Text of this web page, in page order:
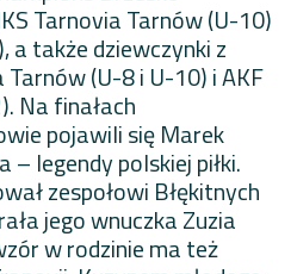
Tarnovia Tarnów (U-10)
a także dziewczynki z
(U-8 i U-10) i AKF
Na finałach
pojawili się Marek
– legendy polskiej piłki.
zespołowi Błękitnych
jego wnuczka Zuzia
w rodzinie ma też